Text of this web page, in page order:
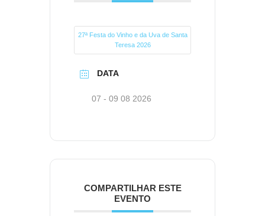
27ª Festa do Vinho e da Uva de Santa
Teresa 2026
DATA
07 - 09 08 2026
COMPARTILHAR ESTE
EVENTO